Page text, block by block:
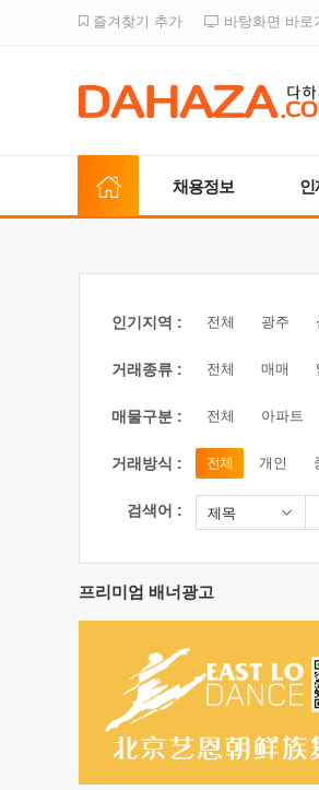
즐겨찾기 추가 바탕화면 바로
채용정보 인
인기지역 : 전체 광주
거래종류 : 전체 매매
매물구분 : 전체 아파트
거래방식 : 전체 개인
검색어 : 제목
프리미엄 배너광고